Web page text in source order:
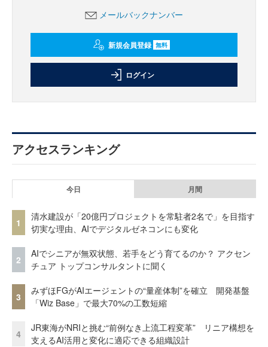
メールバックナンバー
新規会員登録 無料
ログイン
アクセスランキング
今日 月間
1
清水建設が「20億円プロジェクトを常駐者2名で」を目指す
切実な理由、AIでデジタルゼネコンにも変化
2
AIでシニアが無双状態、若手をどう育てるのか？ アクセン
チュア トップコンサルタントに聞く
3
みずほFGがAIエージェントの“量産体制”を確立 開発基盤
「Wiz Base」で最大70%の工数短縮
4
JR東海がNRIと挑む“前例なき上流工程変革” リニア構想を
支えるAI活用と変化に適応できる組織設計